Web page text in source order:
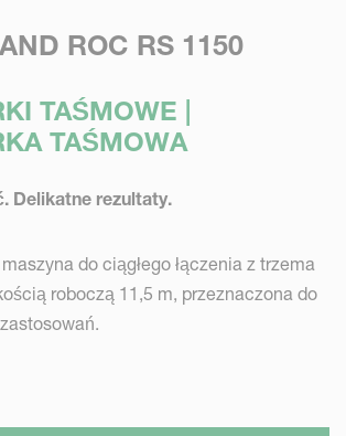
ROC RS 1150
TAŚMOWE |
TAŚMOWA
Delikatne rezultaty.
do ciągłego łączenia z trzema
roboczą 11,5 m, przeznaczona do